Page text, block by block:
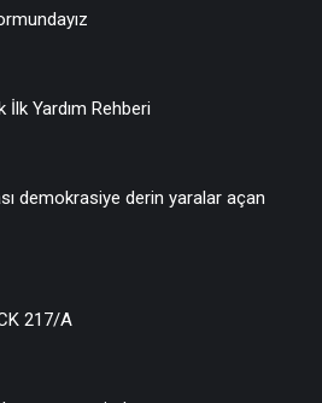
Yardım Rehberi
demokrasiye derin yaralar açan
217/A